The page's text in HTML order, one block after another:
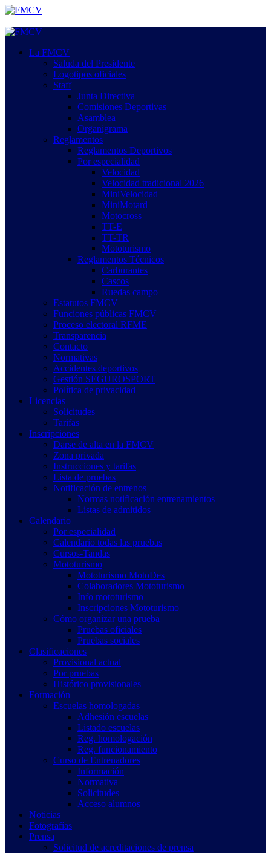
Saltar
contenido
Menú
La FMCV
Saluda del Presidente
Logotipos oficiales
Staff
Junta Directiva
Comisiones Deportivas
Asamblea
Organigrama
Reglamentos
Reglamentos Deportivos
Por especialidad
Velocidad
Velocidad tradicional 2026
MiniVelocidad
MiniMotard
Motocross
TT-E
TT-TR
Mototurismo
Reglamentos Técnicos
Carburantes
Cascos
Ruedas campo
Estatutos FMCV
Funciones públicas FMCV
Proceso electoral RFME
Transparencia
Contacto
Normativas
Accidentes deportivos
Gestión SEGUROSPORT
Política de privacidad
Licencias
Solicitudes
Tarifas
Inscripciones
Darse de alta en la FMCV
Zona privada
Instrucciones y tarifas
Lista de pruebas
Notificación de entrenos
Normas notificación entrenamientos
Listas de admitidos
Calendario
Por especialidad
Calendario todas las pruebas
Cursos-Tandas
Mototurismo
Mototurismo MotoDes
Colaboradores Mototurismo
Info mototurismo
Inscripciones Mototurismo
Cómo organizar una prueba
Pruebas oficiales
Pruebas sociales
Clasificaciones
Provisional actual
Por pruebas
Histórico provisionales
Formación
Escuelas homologadas
Adhesión escuelas
Listado escuelas
Reg. homologación
Reg. funcionamiento
Curso de Entrenadores
Información
Normativa
Solicitudes
Acceso alumnos
Noticias
Fotografías
Prensa
Solicitud de acreditaciones de prensa